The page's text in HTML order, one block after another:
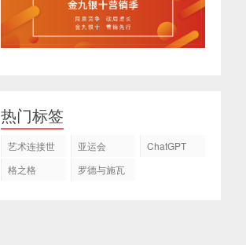
热门标签
艺术连接世
亚运会
ChatGPT
格之格
罗德与施瓦